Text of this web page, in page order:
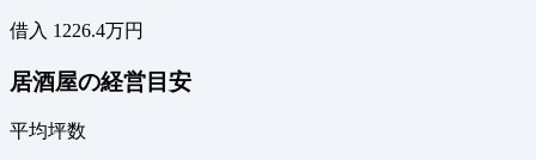
借入 1226.4万円
居酒屋の経営目安
平均坪数